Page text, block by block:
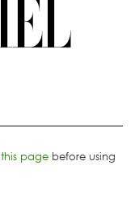
this page before using